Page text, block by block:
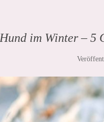
Hund im Winter – 5